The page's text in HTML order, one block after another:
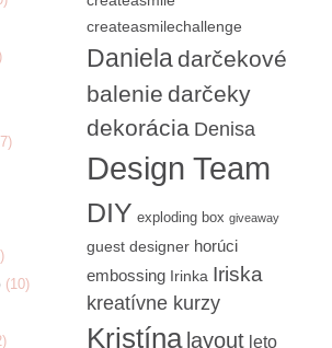
(10)
createasmilechallenge
Daniela darčekové
balenie darčeky
dekorácia Denisa
Design Team
DIY exploding box giveaway
guest designer horúci
embossing Irinka Iriska
kreatívne kurzy
Kristína layout leto